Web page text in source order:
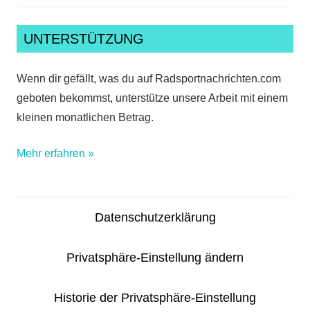
UNTERSTÜTZUNG
Wenn dir gefällt, was du auf Radsportnachrichten.com
geboten bekommst, unterstütze unsere Arbeit mit einem
kleinen monatlichen Betrag.
Mehr erfahren »
Datenschutzerklärung
Privatsphäre-Einstellung ändern
Historie der Privatsphäre-Einstellung